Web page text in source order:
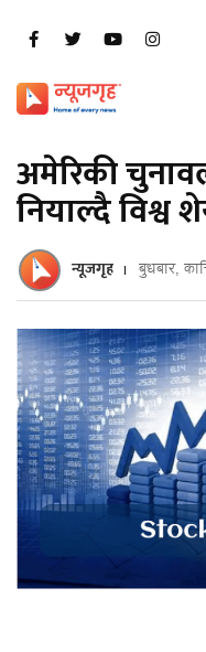
अमेरिकी
नियाल्दै विश्व
न्यूजगृह बुधबार,